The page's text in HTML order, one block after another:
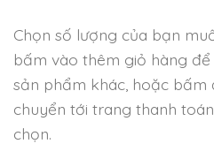
Chọn số lượng của bạn
bấm vào thêm giỏ hàng
sản phẩm khác, hoặc bấm
chuyển tới trang thanh
chọn.